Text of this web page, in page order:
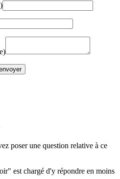
poser une question relative à ce
est chargé d'y répondre en moins